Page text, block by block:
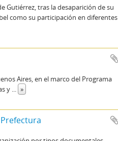
Gutiérrez, tras la desaparición de su
como su participación en diferentes
Aires, en el marco del Programa
y ... »